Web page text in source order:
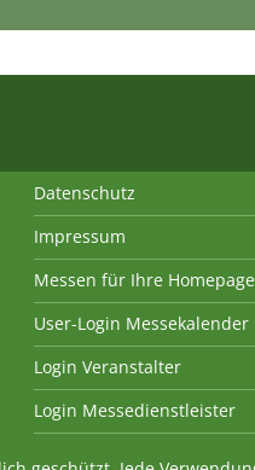
Datenschutz
Impressum
Messen für Ihre Homepage
User-Login Messekalender
Login Veranstalter
Login Messedienstleister